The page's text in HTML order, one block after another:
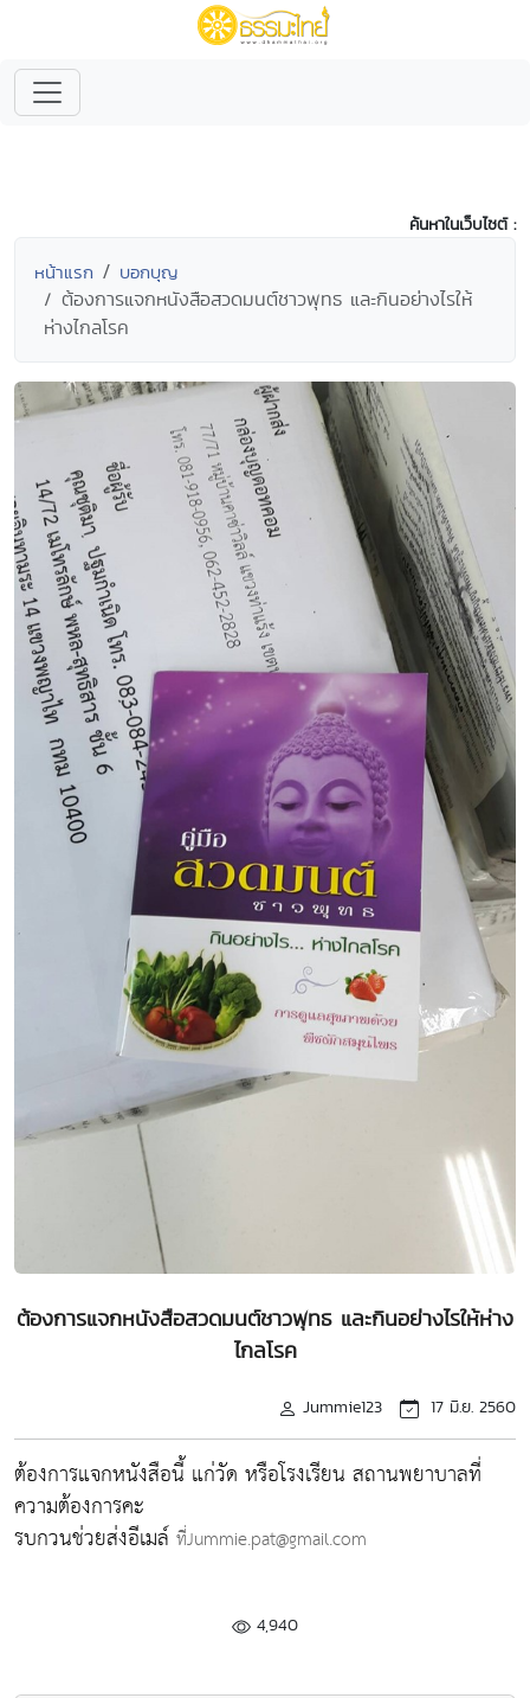
ค้นหาในเว็บไซต์ :
หน้าแรก บอกบุญ
ต้องการแจกหนังสือสวดมนต์ชาวพุทธ และกินอย่างไรให้
ห่างไกลโรค
ต้องการแจกหนังสือสวดมนต์ชาวพุทธ และกินอย่างไรให้ห่าง
ไกลโรค
Jummie123 17 มิ.ย. 2560
ต้องการแจกหนังสือนี้ แก่วัด หรือโรงเรียน สถานพยาบาลที่
ความต้องการคะ
รบกวนช่วยส่งอีเมล์ ที่Jummie.pat@gmail.com
4,940